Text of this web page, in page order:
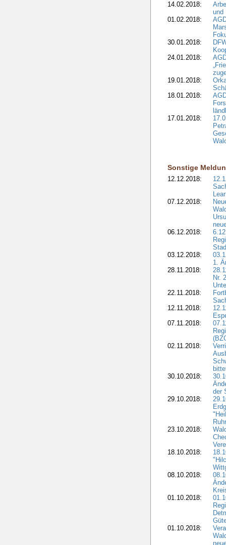
14.02.2018:
und
01.02.2018:
30.01.2018:
24.01.2018:
19.01.2018:
18.01.2018:
17.01.2018:
Sonstige
12.12.2018:
07.12.2018:
06.12.2018:
03.12.2018:
1.
28.11.2018:
Nr.
22.11.2018:
12.11.2018:
07.11.2018:
02.11.2018:
30.10.2018:
der
29.10.2018:
23.10.2018:
18.10.2018:
08.10.2018:
01.10.2018:
01.10.2018: